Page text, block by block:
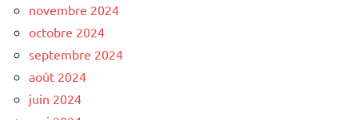
novembre 2024
octobre 2024
septembre 2024
août 2024
juin 2024